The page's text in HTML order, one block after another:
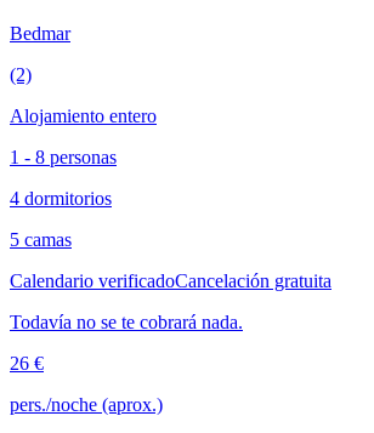
Bedmar
(2)
Alojamiento entero
1 - 8 personas
4 dormitorios
5 camas
Calendario verificadoCancelación gratuita
Todavía no se te cobrará nada.
26 €
pers./noche (aprox.)